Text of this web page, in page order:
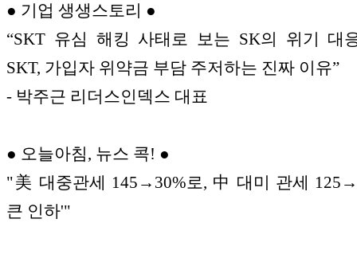
● 기업 생생스토리 ●
“SKT 유심 해킹 사태로 보는 SK의 위기 대
SKT, 가입자 위약금 부담 주저하는 진짜 이유”
- 박주근 리더스인덱스 대표
● 오늘아침, 뉴스 콕! ●
"美 대중관세 145→30%로, 中 대미 관세
큰 인하'"